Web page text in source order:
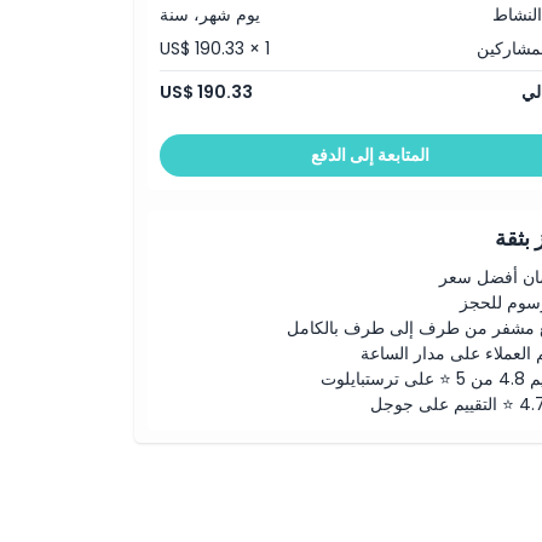
يوم شهر، سنة
US$ 190.33 × 1
US$ 190.33
المتابعة إلى الدفع
بثقة
أفضل سعر
للحجز
مشفر من طرف إلى طرف بالكامل
العملاء على مدار الساعة
على جوجل